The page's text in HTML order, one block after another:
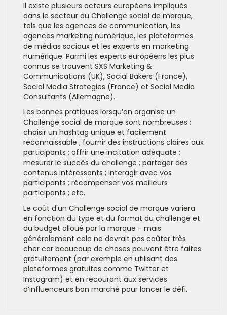
Il existe plusieurs acteurs européens impliqués
dans le secteur du Challenge social de marque,
tels que les agences de communication, les
agences marketing numérique, les plateformes
de médias sociaux et les experts en marketing
numérique. Parmi les experts européens les plus
connus se trouvent SXS Marketing &
Communications (UK), Social Bakers (France),
Social Media Strategies (France) et Social Media
Consultants (Allemagne).
Les bonnes pratiques lorsqu’on organise un
Challenge social de marque sont nombreuses :
choisir un hashtag unique et facilement
reconnaissable ; fournir des instructions claires aux
participants ; offrir une incitation adéquate ;
mesurer le succès du challenge ; partager des
contenus intéressants ; interagir avec vos
participants ; récompenser vos meilleurs
participants ; etc.
Le coût d'un Challenge social de marque variera
en fonction du type et du format du challenge et
du budget alloué par la marque - mais
généralement cela ne devrait pas coûter très
cher car beaucoup de choses peuvent être faites
gratuitement (par exemple en utilisant des
plateformes gratuites comme Twitter et
Instagram) et en recourant aux services
d’influenceurs bon marché pour lancer le défi.